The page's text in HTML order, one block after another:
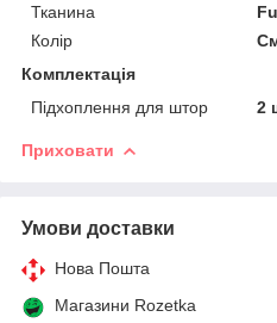
Тканина
Колір
Комплектація
Підхоплення для штор
2
Приховати
Умови доставки
Нова Пошта
Магазини Rozetka